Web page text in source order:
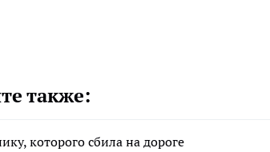
также:
которого сбила на дороге